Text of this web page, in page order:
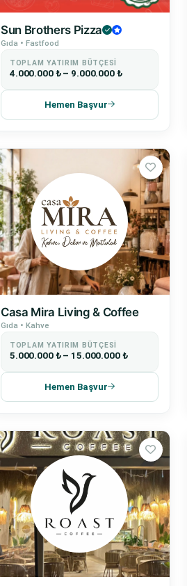
Sun Brothers Pizza
Gıda • Fastfood
TOPLAM YATIRIM BÜTÇESI
4.000.000 ₺ – 9.000.000 ₺
Hemen Başvur
Casa Mira Living & Coffee
Gıda • Kahve
TOPLAM YATIRIM BÜTÇESI
5.000.000 ₺ – 15.000.000 ₺
Hemen Başvur